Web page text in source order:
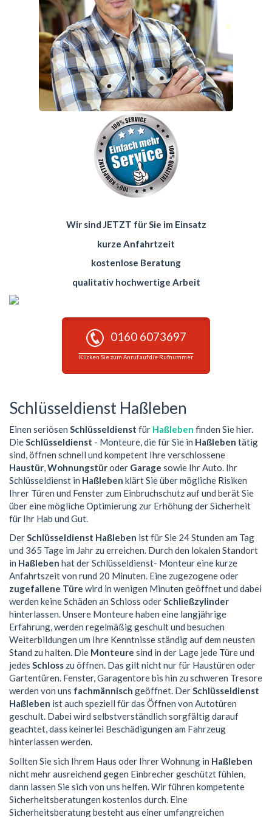
Wir sind JETZT für Sie im Einsatz
kurze Anfahrtzeit
kostenlose Beratung
qualitativ hochwertige Arbeit
0160 6073697
Klicken Sie zum Anruf auf die Rufnummer
Schlüsseldienst Haßleben
Einen seriösen Schlüsseldienst für Haßleben finden Sie hier.
DieSchlüsseldienst - Monteure, die für Sie in Haßleben tätig
sind, öffnen schnell und kompetent Ihre verschlossene
Haustür,Wohnungstüroder Garage sowie Ihr Auto. Ihr
Schlüsseldienst in Haßleben klärt Sie über mögliche Risiken
Ihrer Türen und Fenster zum Einbruchschutz auf und berät Sie
über eine mögliche Optimierung zur Erhöhung der Sicherheit
für Ihr Hab und Gut.
DerSchlüsseldienst Haßleben ist für Sie 24 Stunden am Tag
und 365 Tage im Jahr zu erreichen. Durch den lokalen Standort
in Haßleben hat der Schlüsseldienst- Monteur eine kurze
Anfahrtszeit von rund 20 Minuten. Eine zugezogene oder
zugefallene Türe wird in wenigen Minuten geöffnet und dabei
werden keine Schäden an Schloss oderSchließzylinder
hinterlassen. Unsere Monteure haben eine langjährige
Erfahrung, werden regelmäßig geschult und besuchen
Weiterbildungen um Ihre Kenntnisse ständig auf dem neusten
Stand zu halten. Die Monteure sind in der Lage jede Türe und
jedes Schloss zu öffnen. Das gilt nicht nur für Haustüren oder
Gartentüren. Fenster, Garagentore bis hin zu schweren Tresore
werden von uns fachmännisch geöffnet. DerSchlüsseldienst
Haßleben ist auch speziell für das Öffnen von Autotüren
geschult. Dabei wird selbstverständlich sorgfältig darauf
geachtet, dass keinerlei Beschädigungen am Fahrzeug
hinterlassen werden.
Sollten Sie sich Ihrem Haus oder Ihrer Wohnung in Haßleben
nicht mehr ausreichend gegen Einbrecher geschützt fühlen,
dann lassen Sie sich von uns helfen. Wir führen kompetente
Sicherheitsberatungen kostenlos durch. Eine
Sicherheitsberatung besteht aus einer umfangreichen